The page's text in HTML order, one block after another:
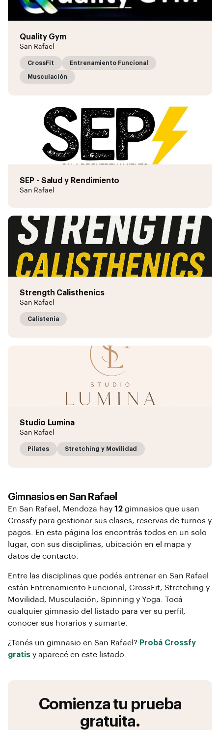
Quality Gym
San Rafael
CrossFit Entrenamiento Funcional
Musculación
SEP - Salud y Rendimiento
San Rafael
Strength Calisthenics
San Rafael
Calistenia
Studio Lumina
San Rafael
Pilates Stretching y Movilidad
Gimnasios en San Rafael
En San Rafael , Mendoza hay 12 gimnasios que usan
Crossfy para gestionar sus clases, reservas de turnos y
pagos. En esta página los encontrás todos en un solo
lugar, con sus disciplinas, ubicación en el mapa y
datos de contacto.
Entre las disciplinas que podés entrenar en San Rafael
están Entrenamiento Funcional, CrossFit, Stretching y
Movilidad, Musculación, Spinning y Yoga . Tocá
cualquier gimnasio del listado para ver su perfil,
conocer sus horarios y sumarte.
¿Tenés un gimnasio en San Rafael ? Probá Crossfy
gratis y aparecé en este listado.
Comienza tu prueba
gratuita.